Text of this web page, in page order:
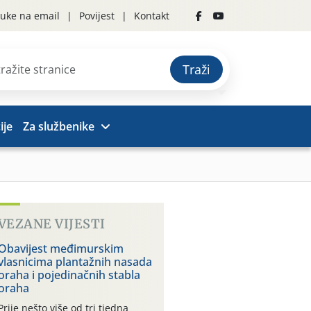
na email Povijest Kontakt
Traži
Za službenike
VIJESTI
međimurskim
plantažnih nasada
i pojedinačnih stabla
nešto više od tri tjedna